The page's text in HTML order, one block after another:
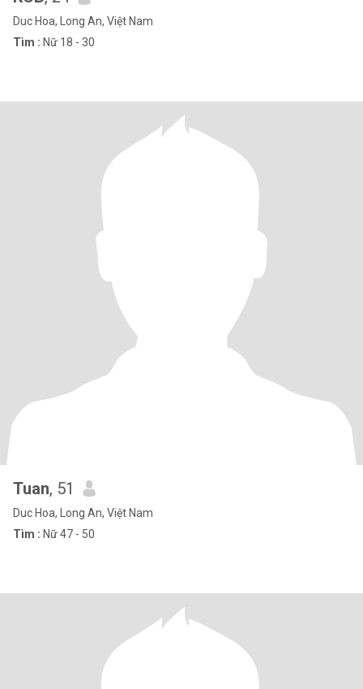
Duc Hoa, Long An, Việt Nam
Tìm : Nữ 18 - 30
Tuan, 51
Duc Hoa, Long An, Việt Nam
Tìm : Nữ 47 - 50